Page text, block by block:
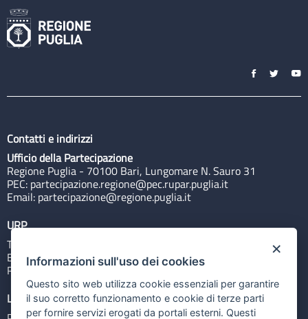
Contatti e indirizzi
Ufficio della Partecipazione
Regione Puglia - 70100 Bari, Lungomare N. Sauro 31
PEC: partecipazione.regione@pec.rupar.puglia.it
Email: partecipazione@regione.puglia.it
URP
Tel: 800713939
Email:quiregione@regione.puglia.it
Rubrica
Link utili
×
Informazioni sull'uso dei cookies
Questo sito web utilizza cookie essenziali per garantire
il suo corretto funzionamento e cookie di terze parti
per fornire servizi erogati da portali esterni. Questi